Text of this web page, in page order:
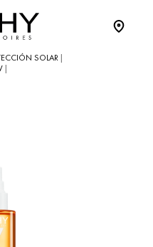
SOLAR